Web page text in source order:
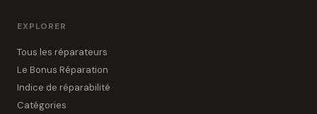
EXPLORER
Tous les réparateurs
Le Bonus Réparation
Indice de réparabilité
Catégories